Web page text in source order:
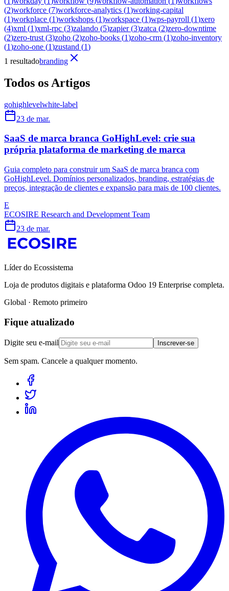
(2)workforce (7)workforce-analytics (1)working-capital
(1)workplace (1)workshops (1)workspace (1)wps-payroll (1)xero
(4)xml (1)xml-rpc (3)zalando (5)zapier(3)zatca (2)zero-downtime
(2)zero-trust (3)zoho (2)zoho-books (1)zoho-crm (1)zoho-inventory
(1)zoho-one (1)zustand (1)
1 resultadobranding
Todos os Artigos
gohighlevelwhite-label
23 de mar.
SaaS de marca branca GoHighLevel: crie sua
própria plataforma de marketing de marca
Guia completo para construir um SaaS de marca branca com
GoHighLevel. Domínios personalizados, branding, estratégias de
preços, integração de clientes e expansão para mais de 100 clientes.
E
ECOSIRE Research and Development Team
23 de mar.
Líder do Ecossistema
Loja de produtos digitais e plataforma Odoo 19 Enterprise completa.
Global · Remoto primeiro
Fique atualizado
Digite seu e-mail Inscrever-se
Sem spam. Cancele a qualquer momento.